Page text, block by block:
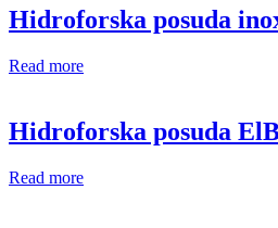
Hidroforska posuda
Read more
Hidroforska posuda
Read more